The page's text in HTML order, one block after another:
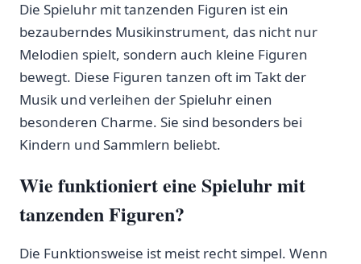
Die Spieluhr mit tanzenden Figuren ist ein
bezauberndes Musikinstrument,⁤ das nicht nur
Melodien spielt,‍ sondern auch kleine Figuren‍
bewegt. Diese ⁤Figuren tanzen oft im Takt der
Musik⁢ und verleihen der Spieluhr ‌einen⁣
besonderen ‍Charme. Sie⁣ sind ⁣besonders⁢ bei
⁤Kindern und Sammlern beliebt.
Wie ⁤funktioniert eine Spieluhr mit‌
tanzenden Figuren?
Die Funktionsweise ist ⁢meist recht simpel. Wenn